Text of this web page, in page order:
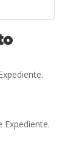
Expediente.